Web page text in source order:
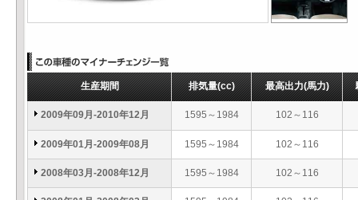
生産期間 排気量(cc) 最高出力(馬力)
2009年09月-2010年12月 1595～1984 102～116
2009年01月-2009年08月 1595～1984 102～116
2008年03月-2008年12月 1595～1984 102～116